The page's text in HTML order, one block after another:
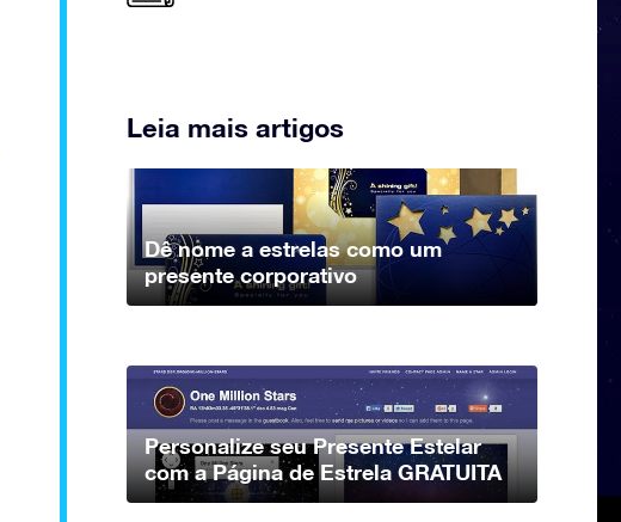
Leia mais artigos
Dê nome a estrelas como um
presente corporativo
Personalize seu Presente Estelar
com a Página de Estrela GRATUITA